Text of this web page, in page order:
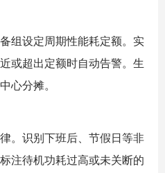
组设定周期性能耗定额。实
或超出定额时自动告警。生
心分摊。
。识别下班后、节假日等非
注待机功耗过高或未关断的